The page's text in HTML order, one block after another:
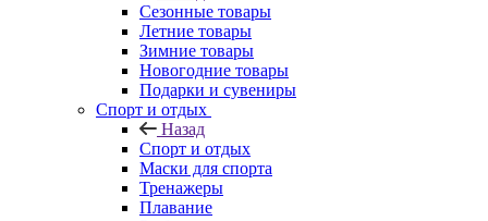
Сезонные товары
Летние товары
Зимние товары
Новогодние товары
Подарки и сувениры
Спорт и отдых
Назад
Спорт и отдых
Маски для спорта
Тренажеры
Плавание